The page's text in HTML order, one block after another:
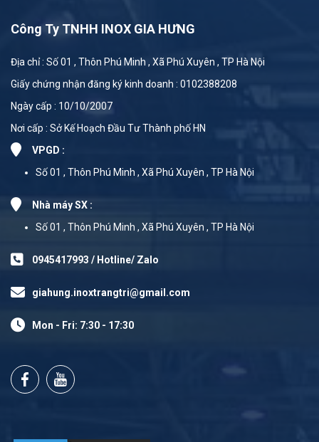
Công Ty TNHH INOX GIA HƯNG
Địa chỉ : Số 01 , Thôn Phú Minh , Xã Phú Xuyên , TP Hà Nội
Giấy chứng nhận đăng ký kinh doanh : 0102388208
Ngày cấp : 10/10/2007
Nơi cấp : Sở Kế Hoạch Đầu Tư Thành phố HN
VPGD :
Số 01 , Thôn Phú Minh , Xã Phú Xuyên , TP Hà Nội
Nhà máy SX :
Số 01 , Thôn Phú Minh , Xã Phú Xuyên , TP Hà Nội
0945417993 / Hotline/ Zalo
giahung.inoxtrangtri@gmail.com
Mon - Fri: 7:30 - 17:30